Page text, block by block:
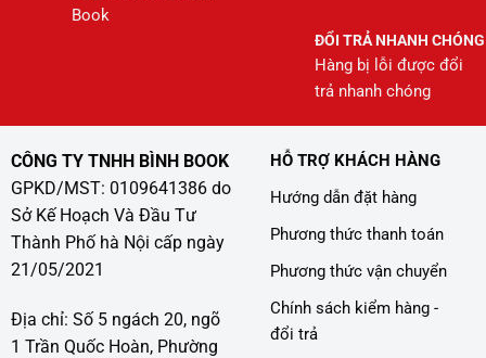
Book
ĐỔI TRẢ NHANH CHÓNG
Hàng bị lỗi được đổi
trả nhanh chóng
CÔNG TY TNHH BÌNH BOOK
GPKD/MST: 0109641386 do
Sở Kế Hoạch Và Đầu Tư
Thành Phố hà Nội cấp ngày
21/05/2021
Địa chỉ: Số 5 ngách 20, ngõ
1 Trần Quốc Hoàn, Phường
HỖ TRỢ KHÁCH HÀNG
Hướng dẫn đặt hàng
Phương thức thanh toán
Phương thức vận chuyển
Chính sách kiểm hàng -
đổi trả